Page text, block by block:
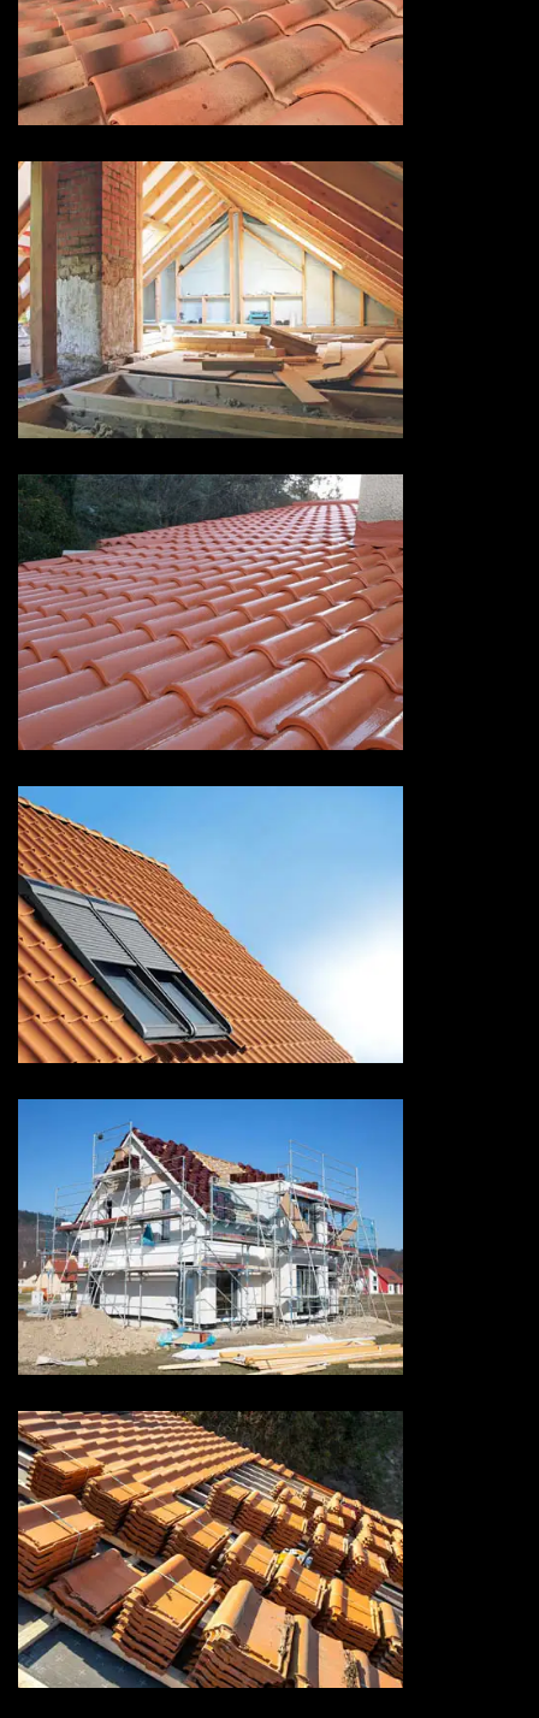
Devis hydrofuge toiture 73
Savoie
Isolation de toiture 73 Savoie
Devis peinture sur tuiles 73
Savoie
Pose de velux 73 Savoie
Ravalement de façade 73
Savoie
Rénovation de toiture 73
Savoie